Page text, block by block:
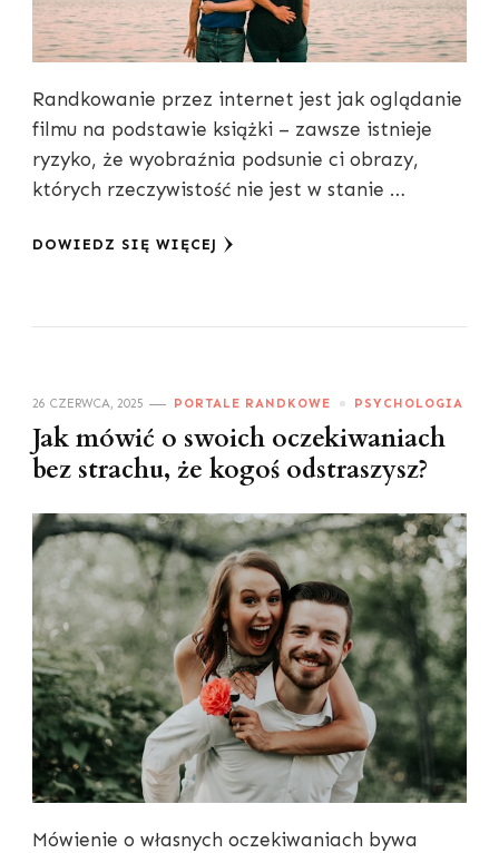
Randkowanie przez internet jest jak oglądanie
filmu na podstawie książki – zawsze istnieje
ryzyko, że wyobraźnia podsunie ci obrazy,
których rzeczywistość nie jest w stanie …
DOWIEDZ SIĘ WIĘCEJ
26 CZERWCA, 2025 PORTALE RANDKOWE PSYCHOLOGIA
Jak mówić o swoich oczekiwaniach
bez strachu, że kogoś odstraszysz?
Mówienie o własnych oczekiwaniach bywa